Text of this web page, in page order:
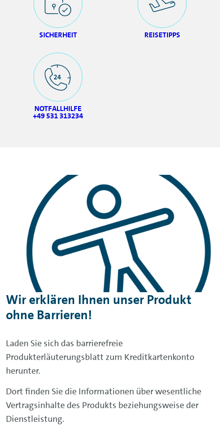
Sie bezahlen die Mietwagenbuchung
vollständig mit Ihrer Volkswagen Visa Card
(Kreditkarte).
Karteninhaber als Hauptfahrer
Der Inhaber der Volkswagen Visa Card muss
als Hauptfahrer des Mietwagens eingetragen
Wenn alle drei Voraussetzungen erfüllt sind,
Der Rabatt gilt ausschließlich bei
Online‑Buchungen über den exklusiven
Zugangslink und
nichtfür Buchungen über
andere Webseiten, Reiseportale oder an den
Europcar‑Stationen.
SICHERHEIT REISETIPPS
NOTFALLHILFE
+49 531 313234
Wir erklären Ihnen unser Produkt
ohne Barrieren!
Laden Sie sich das barrierefreie
Produkterläuterungsblatt zum Kreditkartenkonto
herunter.
Dort finden Sie die Informationen über wesentliche
Vertragsinhalte des Produkts beziehungsweise der
Dienstleistung.